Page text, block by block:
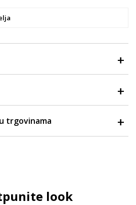
trgovinama
look